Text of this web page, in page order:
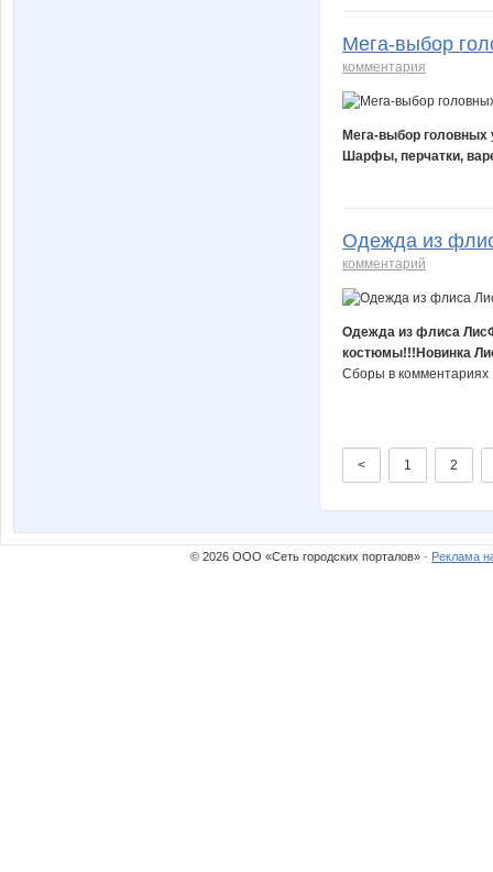
Мега-выбор
комментария
Мега-выбор головных
Шарфы, перчатки,
Одежда из
комментарий
Одежда из флиса
костюмы!!!Новинка
Сборы в комментариях
< 1 2
© 2026 ООО «Сеть городских порталов» · Реклама